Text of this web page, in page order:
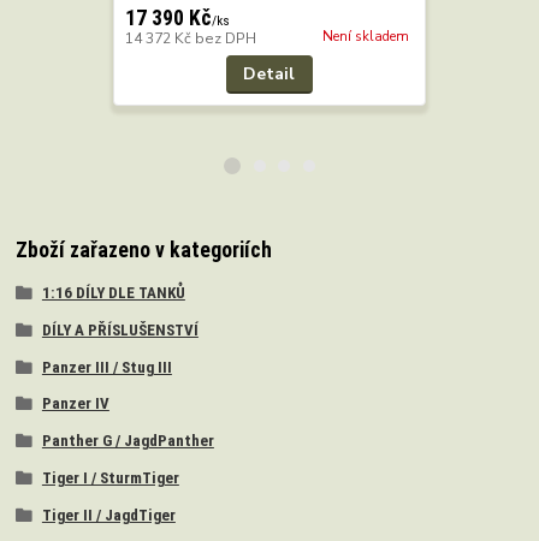
17 390 Kč/ks
14 372 Kč bez DPH Není skladem
Detail
Zboží zařazeno v kategoriích
1:16 DÍLY DLE TANKŮ
DÍLY A PŘÍSLUŠENSTVÍ
Panzer III / Stug III
Panzer IV
Panther G / JagdPanther
Tiger I / SturmTiger
Tiger II / JagdTiger